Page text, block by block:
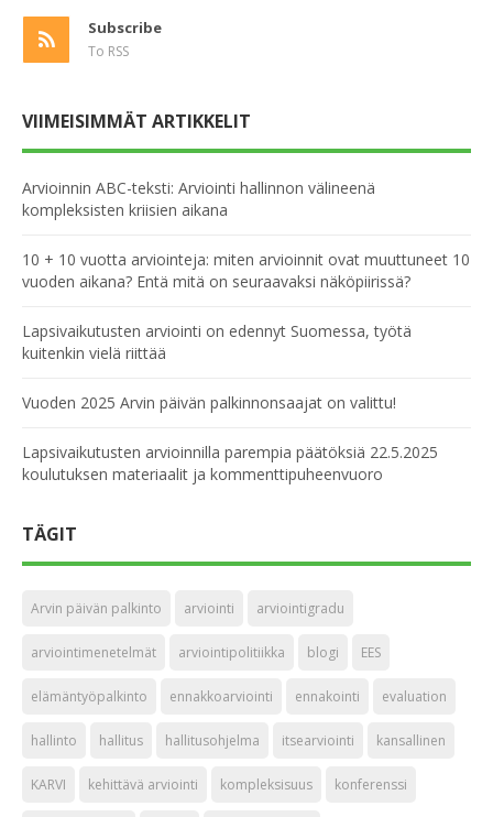
Subscribe
To RSS
VIIMEISIMMÄT ARTIKKELIT
Arvioinnin ABC-teksti: Arviointi hallinnon välineenä
kompleksisten kriisien aikana
10 + 10 vuotta arviointeja: miten arvioinnit ovat muuttuneet 10
vuoden aikana? Entä mitä on seuraavaksi näköpiirissä?
Lapsivaikutusten arviointi on edennyt Suomessa, työtä
kuitenkin vielä riittää
Vuoden 2025 Arvin päivän palkinnonsaajat on valittu!
Lapsivaikutusten arvioinnilla parempia päätöksiä 22.5.2025
koulutuksen materiaalit ja kommenttipuheenvuoro
TÄGIT
Arvin päivän palkinto arviointi arviointigradu
arviointimenetelmät arviointipolitiikka blogi EES
elämäntyöpalkinto ennakkoarviointi ennakointi evaluation
hallinto hallitus hallitusohjelma itsearviointi kansallinen
KARVI kehittävä arviointi kompleksisuus konferenssi